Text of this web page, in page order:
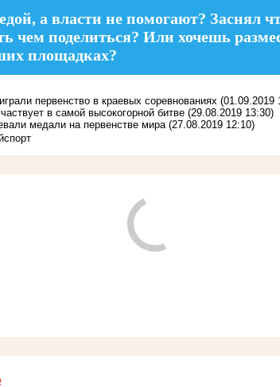
а власти не помогают? Заснял
чем поделиться? Или хочешь
площадках?
первенство в краевых соревнованиях (01.09.2019
в самой высокогорной битве (29.08.2019 13:30)
медали на первенстве мира (27.08.2019 12:10)
спорт